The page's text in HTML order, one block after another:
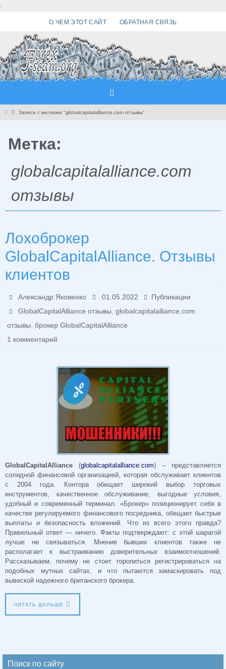
.
О ЧЕМ ЭТОТ САЙТ ОБРАТНАЯ СВЯЗЬ
Главная
Записи с метками "globalcapitalalliance.com отзывы"
Метка:
globalcapitalalliance.com
отзывы
Лохоброкер
GlobalCapitalAlliance. Отзывы
клиентов
Александр Яковенко 01.05.2022
Публикации
GlobalCapitalAlliance отзывы,globalcapitalalliance.com
отзывы, брокер GlobalCapitalAlliance
1 комментарий
GlobalCapitalAlliance (globalcapitalalliance.com) – представляется
солидной финансовой организацией, которая обслуживает клиентов
с 2004 года. Контора обещает широкий выбор торговых
инструментов, качественное обслуживание, выгодные условия,
удобный и современный терминал. «Брокер» позиционирует себя в
качестве регулируемого финансового посредника, обещает быстрые
выплаты и безопасность вложений. Что из всего этого правда?
Правильный ответ — ничего. Факты подтверждают: с этой шарагой
лучше не связываться. Мнение бывших клиентов также не
располагает к выстраиванию доверительных взаимоотношений.
Рассказываем, почему не стоит торопиться регистрироваться на
подобных мутных сайтах, и что пытаются замаскировать под
вывеской надежного британского брокера.
ЧИТАТЬ ДАЛЬШЕ
Поиск по сайту